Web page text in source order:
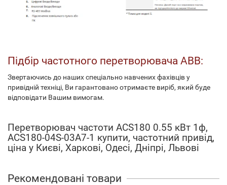
Підбір частотного перетворювача ABB:
Звертаючись до наших спеціально навчених фахівців у
привідній техніці, Ви гарантовано отримаєте виріб, який буде
відповідати Вашим вимогам.
Перетворювач частоти ACS180 0.55 кВт 1ф,
ACS180-04S-03A7-1 купити, частотний привід,
ціна у Києві, Харкові, Одесі, Дніпрі, Львові
Рекомендовані товари